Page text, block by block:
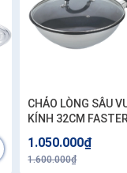
CHẢO LÒNG SÂU
KÍNH 32CM FASTER
1.050.000₫
1.600.000₫